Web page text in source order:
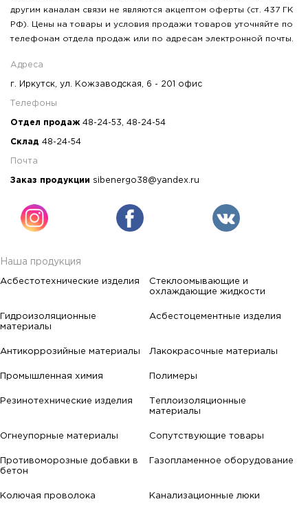
другим каналам связи не являются акцептом оферты (ст. 437 ГК
РФ). Цены на товары и условия продажи товаров уточняйте по
телефонам отдела продаж или по адресам электронной почты.
Адреса
г. Иркутск, ул. Кожзаводская, 6 - 201 офис
Телефоны
Отдел продаж 48-24-53 48-24-54
Склад 48-24-54
Почта
Заказ продукции sibenergo38@yandex.ru
Наша продукция
Асбестотехнические изделия
Стеклоомывающие и
охлаждающие жидкости
Гидроизоляционные
материалы
Асбестоцементные изделия
Антикоррозийные материалы Лакокрасочные материалы
Промышленная химия Полимеры
Резинотехнические изделия
Теплоизоляционные
материалы
Огнеупорные материалы Сопутствующие товары
Противоморозные добавки в
бетон
Газопламенное оборудование
Колючая проволока Канализационные люки